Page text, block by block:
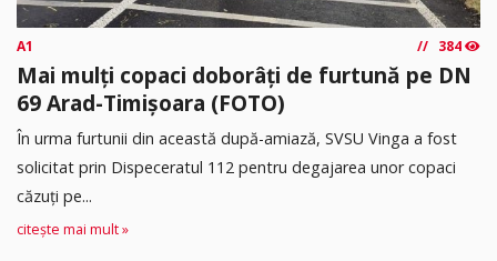
A1 384
Mai mulți copaci doborâți de furtună pe DN
69 Arad-Timișoara (FOTO)
În urma furtunii din această după-amiază, SVSU Vinga a fost
solicitat prin Dispeceratul 112 pentru degajarea unor copaci
căzuți pe...
citește mai mult »